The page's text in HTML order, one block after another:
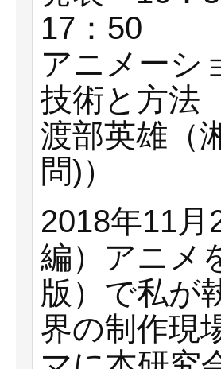
17：50
アニメーシ
技術と方法
渡部英雄（
問)）
2018年11
編）アニメ
版）で私が
界の制作現